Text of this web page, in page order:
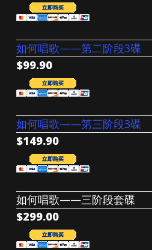
如何唱歌——第二阶段3碟
$99.90
如何唱歌——第三阶段3碟
$149.90
如何唱歌——三阶段套碟
$299.00